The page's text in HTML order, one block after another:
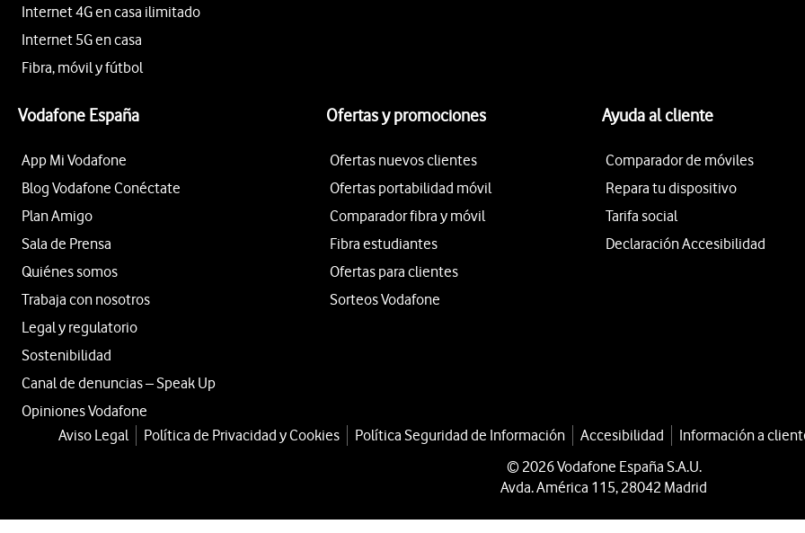
Internet 4G en casa ilimitado
Internet 5G en casa
Fibra, móvil y fútbol
Vodafone España
App Mi Vodafone
Blog Vodafone Conéctate
Plan Amigo
Sala de Prensa
Quiénes somos
Trabaja con nosotros
Legal y regulatorio
Sostenibilidad
Canal de denuncias – Speak Up
Opiniones Vodafone
Ofertas y promociones
Ofertas nuevos clientes
Ofertas portabilidad móvil
Comparador fibra y móvil
Fibra estudiantes
Ofertas para clientes
Sorteos Vodafone
Ayuda al cliente
Comparador de móviles
Repara tu dispositivo
Tarifa social
Declaración Accesibilidad
Aviso Legal Política de Privacidad y Cookies Política Seguridad de Información Accesibilidad Información a
© 2026 Vodafone España S.A.U.
Avda. América 115, 28042 Madrid